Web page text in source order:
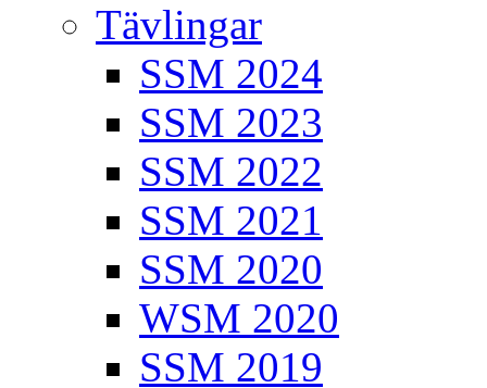
Tävlingar
SSM 2024
SSM 2023
SSM 2022
SSM 2021
SSM 2020
WSM 2020
SSM 2019